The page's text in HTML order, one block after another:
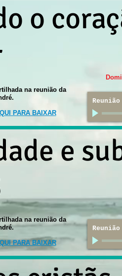
o
na reunião da
PARA BAIXAR
e
na reunião da
PARA BAIXAR